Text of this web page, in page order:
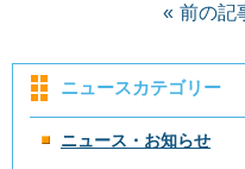
前の記
ニュースカテゴリー
ニュース・お知らせ